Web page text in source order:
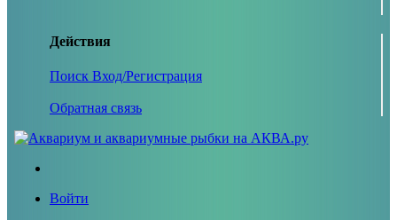
Действия
Поиск Вход/Регистрация
Обратная связь
Войти